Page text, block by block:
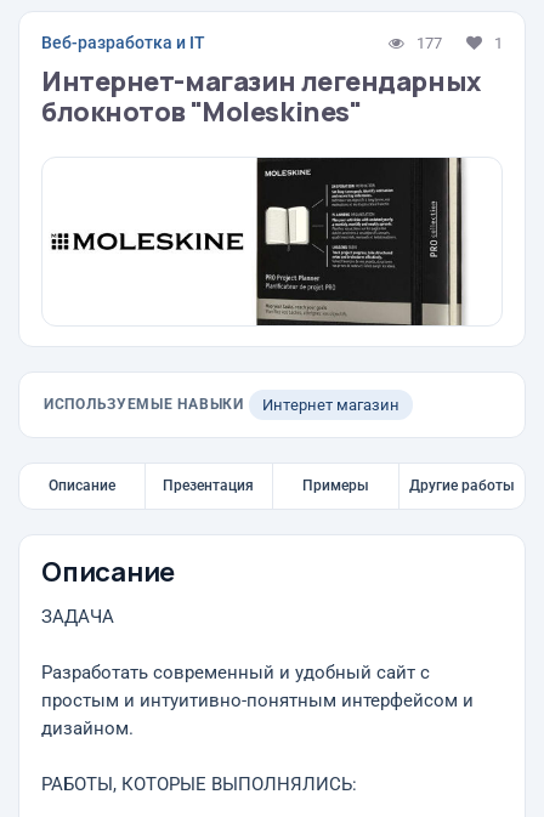
Веб-разработка и IT 177 1
Интернет-магазин легендарных
блокнотов "Moleskines"
ИСПОЛЬЗУЕМЫЕ НАВЫКИ Интернет магазин
Описание Презентация Примеры Другие работы
Описание
ЗАДАЧА
Разработать современный и удобный сайт с
простым и интуитивно-понятным интерфейсом и
дизайном.
РАБОТЫ, КОТОРЫЕ ВЫПОЛНЯЛИСЬ: